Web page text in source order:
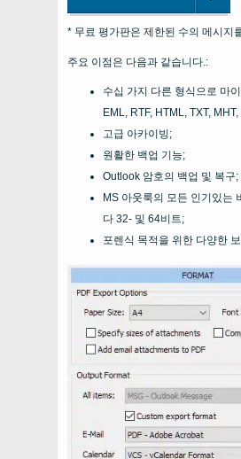
* 무료 평가판은 제한된 수의 메시지
주요 이점은 다음과 같습니다.:
수십 가지 다른 형식으로 마
EML, RTF, HTML, TXT,
고급 아카이빙;
원활한 백업 기능;
Outlook 암호의 백업 및 복구;
MS 아웃룩의 모든 인기있는
다 32- 및 64비트;
포렌식 목적을 위한 다양한